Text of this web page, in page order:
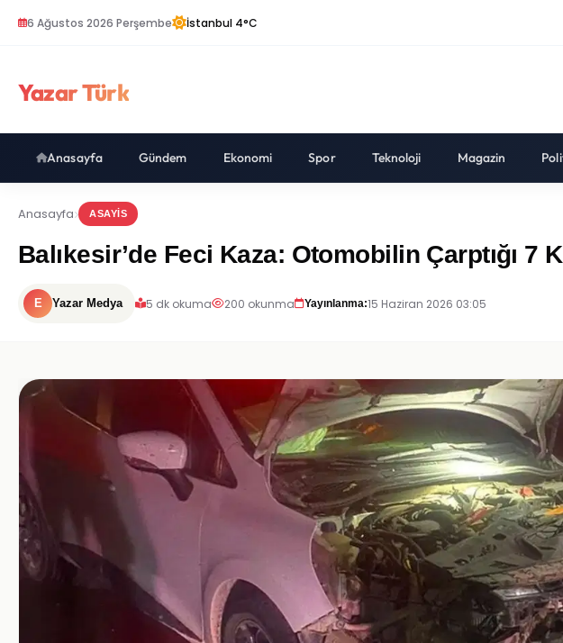
6 Ağustos 2026 Perşembe İstanbul 4°C
Yazar Türk
Anasayfa Gündem Ekonomi Spor Teknoloji Magazin
Anasayfa ASAYIS
Balıkesir’de Feci Kaza: Otomobilin Çarptığı 7
E Yazar Medya 5 dk okuma 200 okunma Yayınlanma:15 Haziran 2026 03:05